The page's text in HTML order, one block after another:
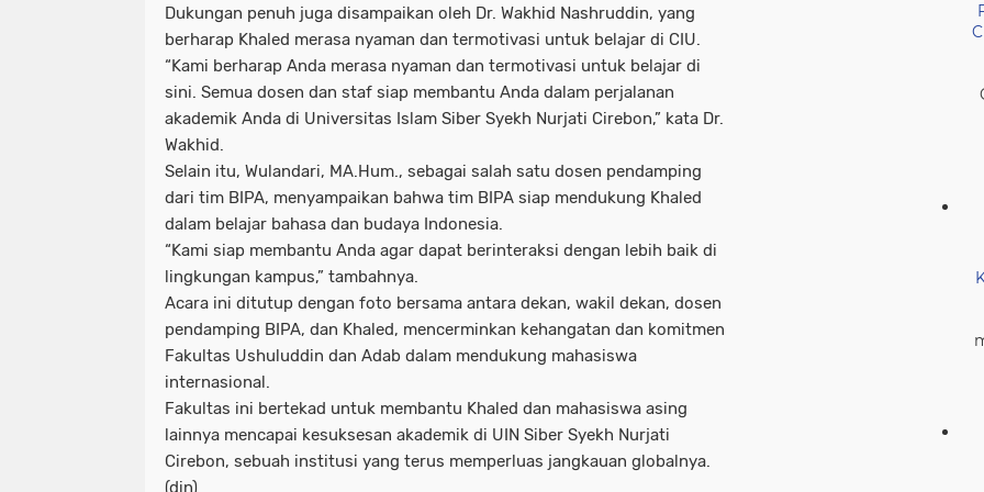
Dukungan penuh juga disampaikan oleh Dr. Wakhid Nashruddin, yang
berharap Khaled merasa nyaman dan termotivasi untuk belajar di CIU.
“Kami berharap Anda merasa nyaman dan termotivasi untuk belajar di
sini. Semua dosen dan staf siap membantu Anda dalam perjalanan
akademik Anda di Universitas Islam Siber Syekh Nurjati Cirebon,” kata Dr.
Wakhid.
Selain itu, Wulandari, MA.Hum., sebagai salah satu dosen pendamping
dari tim BIPA, menyampaikan bahwa tim BIPA siap mendukung Khaled
dalam belajar bahasa dan budaya Indonesia.
“Kami siap membantu Anda agar dapat berinteraksi dengan lebih baik di
lingkungan kampus,” tambahnya.
Acara ini ditutup dengan foto bersama antara dekan, wakil dekan, dosen
pendamping BIPA, dan Khaled, mencerminkan kehangatan dan komitmen
Fakultas Ushuluddin dan Adab dalam mendukung mahasiswa
internasional.
Fakultas ini bertekad untuk membantu Khaled dan mahasiswa asing
lainnya mencapai kesuksesan akademik di UIN Siber Syekh Nurjati
Cirebon, sebuah institusi yang terus memperluas jangkauan globalnya.
(din)